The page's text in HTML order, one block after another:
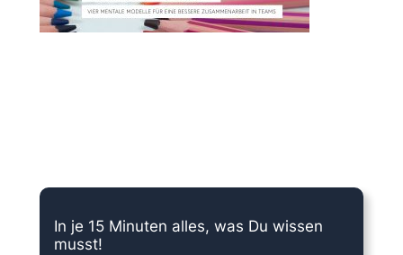
In je 15 Minuten alles, was Du wissen
musst!